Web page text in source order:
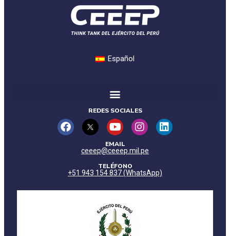
Español
REDES SOCIALES
EMAIL
ceeep@ceeep.mil.pe
TELÉFONO
+51 943 154 837 (WhatsApp)